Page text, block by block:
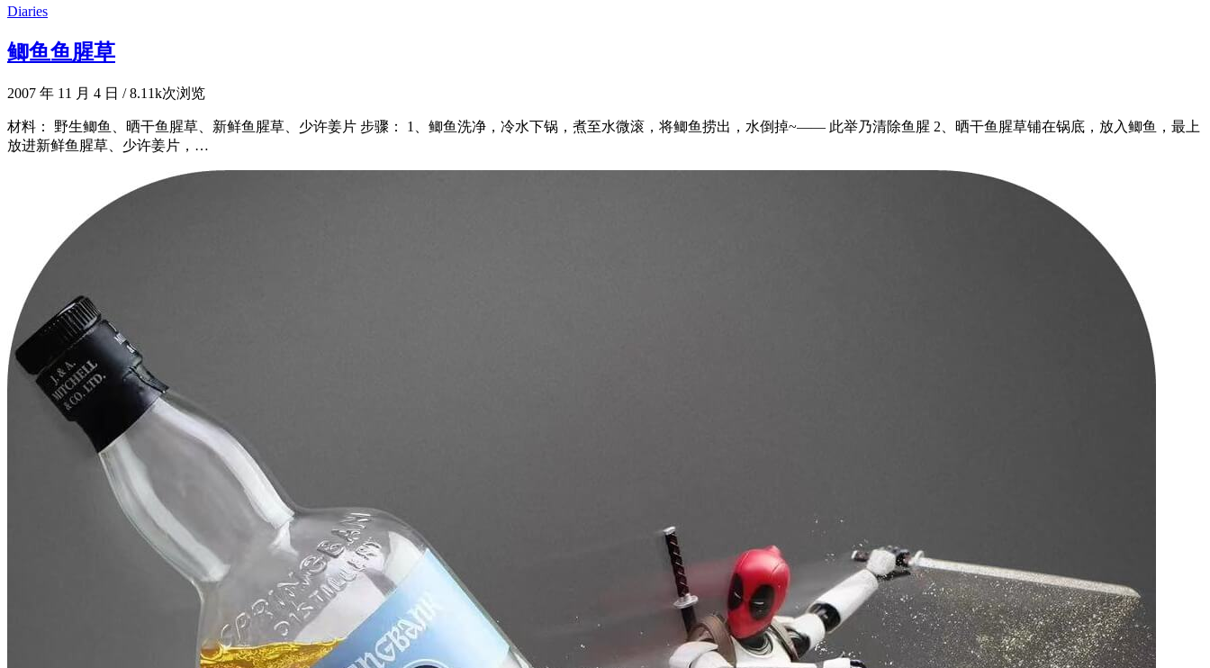
Diaries
鲫鱼鱼腥草
2007 年 11 月 4 日 /8.11k次浏览
材料： 野生鲫鱼、晒干鱼腥草、新鲜鱼腥草、少许姜片 步骤： 1、鲫鱼洗净，冷水下锅，煮至水微滚，将鲫鱼捞出，水倒掉~—— 此举乃清除鱼腥 2、晒干鱼腥草铺在锅底，放入鲫鱼，最上
放进新鲜鱼腥草、少许姜片，…